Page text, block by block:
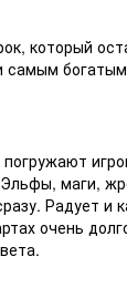
который
самым
маги,
Радует и
очень